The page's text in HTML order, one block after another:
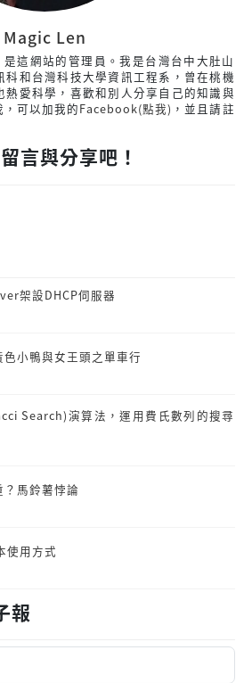
Magic Len
這網站的管理員。我是台灣台中大肚山
科和台灣科技大學資訊工程系，曾在桃機
愛科學，喜歡和別人分享自己的知識與
可以加我的Facebook(點我) ，並且請註
言與分享吧！
架設DHCP伺服器
小鴨與女王頭之單車行
Search)演算法，運用費氏數列的搜尋
馬鈴薯悖論
使用方式
報